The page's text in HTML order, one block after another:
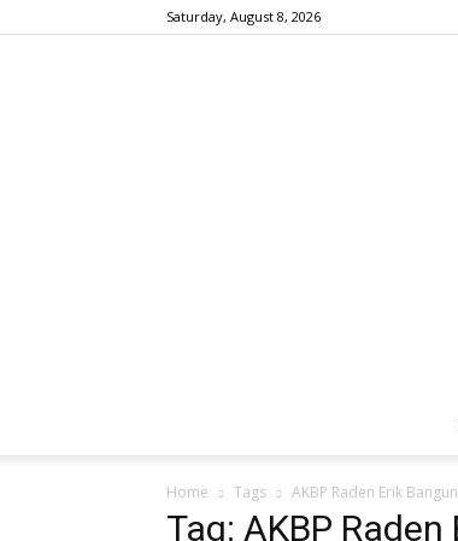
Saturday, August 8, 2026
Home Tags AKBP Raden Erik
Tag: AKBP